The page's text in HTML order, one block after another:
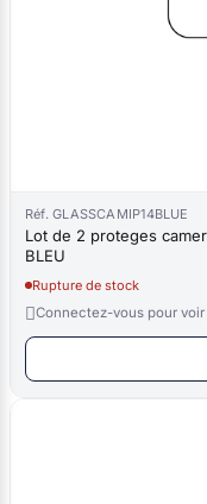
Réf. GLASSCAMIP14BLUE
Lot de 2 proteges
BLEU
Rupture de stock
Connectez-vous pour